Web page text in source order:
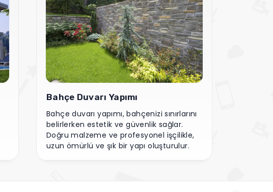
Bahçe Duvarı Yapımı
Bahçe duvarı yapımı, bahçenizi sınırlarını
belirlerken estetik ve güvenlik sağlar.
Doğru malzeme ve profesyonel işçilikle,
uzun ömürlü ve şık bir yapı oluşturulur.